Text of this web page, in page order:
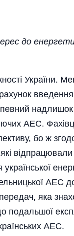
до
України.
АЕС.
бо ж
АЕС
яка
подальшої
АЕС.